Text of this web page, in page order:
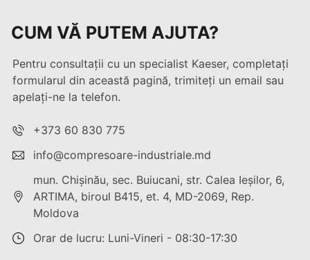
CUM VĂ PUTEM AJUTA?
Pentru consultații cu un specialist Kaeser, completați
formularul din această pagină, trimiteți un email sau
apelați-ne la telefon.
+373 60 830 775
info@compresoare-industriale.md
mun. Chişinău, sec. Buiucani, str. Calea Ieşilor, 6,
ARTIMA, biroul B415, et. 4, MD-2069, Rep.
Moldova
Orar de lucru: Luni-Vineri - 08:30-17:30